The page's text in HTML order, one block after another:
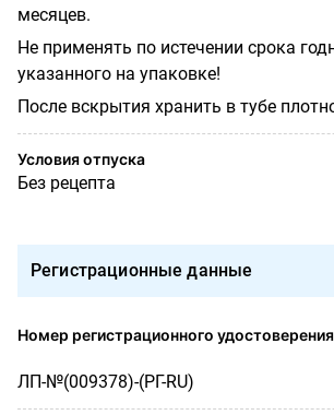
месяцев.
Не применять по истечении срока
указанного на упаковке!
После вскрытия хранить в тубе
Условия отпуска
Без рецепта
Регистрационные данные
Номер регистрационного
ЛП-№(009378)-(РГ-RU)